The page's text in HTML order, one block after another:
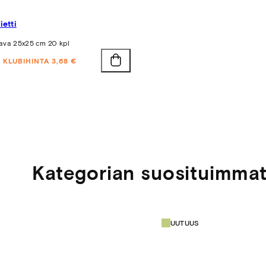
25x25 cm 20 kpl
KLUBIHINTA 3,68 €
Kategorian suosituimmat
UUTUUS